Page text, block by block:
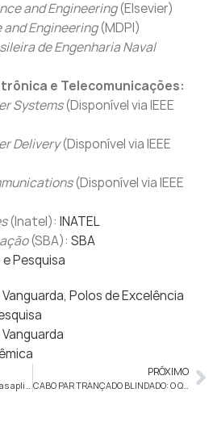
and Engineering(Elsevier)
Engineering(MDPI)
de Engenharia Naval
e Telecomunicações:
Systems(Disponível via IEEE
Delivery(Disponível via IEEE
(Disponível via IEEE
(Inatel): INATEL
(SBA): SBA
Pesquisa
Polos de Excelência
O cabo de instrumentação e suas aplicações
PRÓXIMO
CABO PAR TRANÇADO BLINDADO: O Que Você Precisa Saber